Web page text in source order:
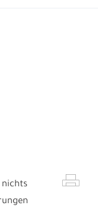
nichts